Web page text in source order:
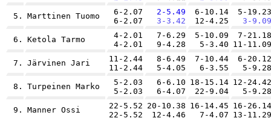
5. Marttinen Tuomo
6-2.07
6-2.07
2-5.49
3-3.42
6-10.14
12-4.25
5-19.23
3-9.09
6. Ketola Tarmo
4-2.01
4-2.01
7-6.29
9-4.28
5-10.09
5-3.40
7-21.18
11-11.09
7. Järvinen Jari
11-2.44
11-2.44
8-6.49
5-4.05
7-10.44
6-3.55
6-20.12
5-9.28
8. Turpeinen Marko
5-2.03
5-2.03
6-6.10
6-4.07
18-15.14
22-9.04
12-24.42
5-9.28
9. Manner Ossi
22-5.52
22-5.52
20-10.38
12-4.46
16-14.45
7-4.07
16-26.14
13-11.29